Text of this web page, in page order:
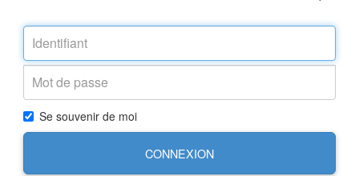
Se souvenir de moi
CONNEXION